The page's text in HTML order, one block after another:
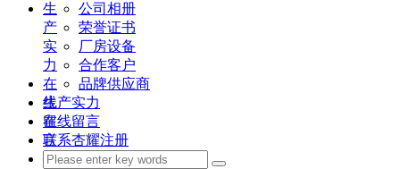
生
产
实
力
在
线
留
言
联
公司相册
荣誉证书
厂房设备
合作客户
品牌供应商
生产实力
在线留言
联系杏耀注册